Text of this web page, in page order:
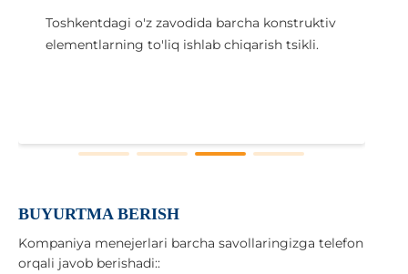
Toshkentdagi o'z zavodida barcha konstruktiv
elementlarning to'liq ishlab chiqarish tsikli.
BUYURTMA BERISH
Kompaniya menejerlari barcha savollaringizga telefon
orqali javob berishadi::